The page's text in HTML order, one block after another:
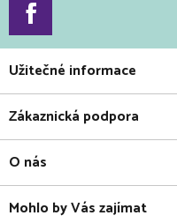
Užitečné informace
Zákaznická podpora
O nás
Mohlo by Vás zajímat